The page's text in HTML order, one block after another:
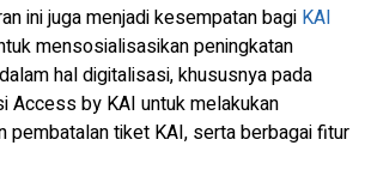
ini juga menjadi kesempatan bagi KAI
mensosialisasikan peningkatan
hal digitalisasi, khususnya pada
Access by KAI untuk melakukan
pembatalan tiket KAI, serta berbagai fitur